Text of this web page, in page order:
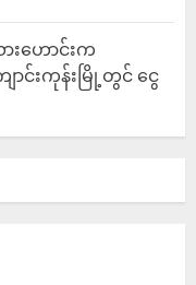
းဟောင်းက
ောင်းကုန်းမြို့တွင် ငွေ